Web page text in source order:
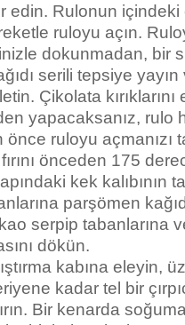
edin. Rulonun
ruloyu açın.
dokunmadan, bir
serili tepsiye
Çikolata
yapacaksanız, rulo
önce ruloyu açmanızı
fırını önceden 175
kek kalıbının
parşömen
serpip tabanlarına
dökün.
kabına eleyin,
kadar tel bir
Bir kenarda